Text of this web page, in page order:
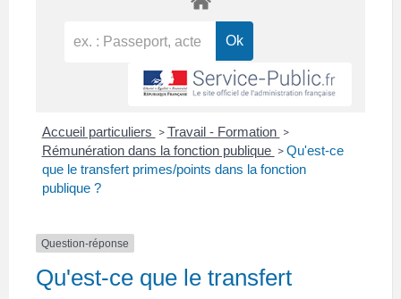
Accueil particuliers > Travail - Formation >
Rémunération dans la fonction publique > Qu'est-ce
que le transfert primes/points dans la fonction
publique ?
Question-réponse
Qu'est-ce que le transfert